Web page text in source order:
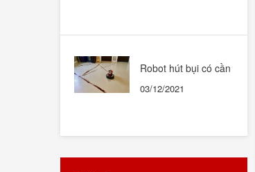
Robot hút bụi có cần
03/12/2021